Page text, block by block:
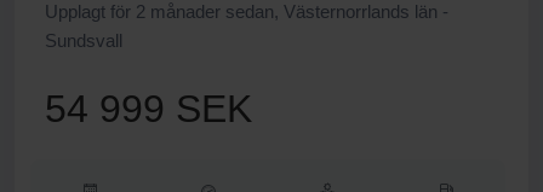
Upplagt för 2 månader sedan, Västernorrlands län -
Sundsvall
54 999 SEK